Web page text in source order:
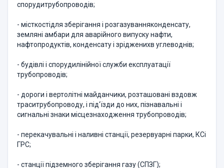
спорудитрубопроводів;
- місткостідля зберігання і розгазуванняконденсату,
земляні амбари для аварійного випуску нафти,
нафтопродуктів, конденсату і зрідженихв углеводнів;
- будівлі і спорудилінійної служби експлуатації
трубопроводів;
- дороги і вертолітні майданчики, розташовані вздовж
траситрубопроводу, і під'їзди до них, пізнавальні і
сигнальні знаки місцезнаходження трубопроводів;
- перекачувальні і наливні станції, резервуарні парки, КСі
ГРС;
- станції підземного зберігання газу (СПЗГ);